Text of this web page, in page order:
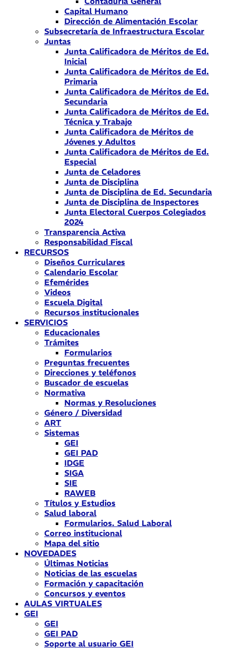
Capital Humano
Dirección de Alimentación Escolar
Subsecretaría de Infraestructura Escolar
Juntas
Junta Calificadora de Méritos de Ed.
Inicial
Junta Calificadora de Méritos de Ed.
Primaria
Junta Calificadora de Méritos de Ed.
Secundaria
Junta Calificadora de Méritos de Ed.
Técnica y Trabajo
Junta Calificadora de Méritos de
Jóvenes y Adultos
Junta Calificadora de Méritos de Ed.
Especial
Junta de Celadores
Junta de Disciplina
Junta de Disciplina de Ed. Secundaria
Junta de Disciplina de Inspectores
Junta Electoral Cuerpos Colegiados
2024
Transparencia Activa
Responsabilidad Fiscal
RECURSOS
Diseños Curriculares
Calendario Escolar
Efemérides
Videos
Escuela Digital
Recursos institucionales
SERVICIOS
Educacionales
Trámites
Formularios
Preguntas frecuentes
Direcciones y teléfonos
Buscador de escuelas
Normativa
Normas y Resoluciones
Género / Diversidad
ART
Sistemas
GEI
GEI PAD
IDGE
SIGA
SIE
RAWEB
Títulos y Estudios
Salud laboral
Formularios. Salud Laboral
Correo institucional
Mapa del sitio
NOVEDADES
Últimas Noticias
Noticias de las escuelas
Formación y capacitación
Concursos y eventos
AULAS VIRTUALES
GEI
GEI
GEI PAD
Soporte al usuario GEI